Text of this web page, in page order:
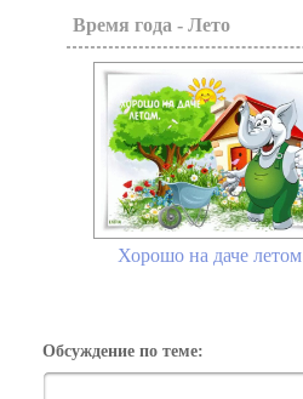
Время года - Лето
Хорошо на даче летом
Обсуждение по теме: